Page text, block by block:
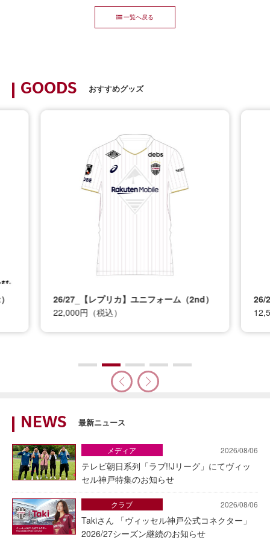
一覧へ戻る
GOODS おすすめグッズ
26/27_キッズTシャツ
12,500円（税込）
プ
NEWS 最新ニュース
2026/08/06
テレビ朝日系列「ラブ!!Jリーグ」にてヴィッ
セル神戸特集のお知らせ
メディア
2026/08/06
Takiさん 「ヴィッセル神戸公式コネクター」
2026/27シーズン継続のお知らせ
クラブ